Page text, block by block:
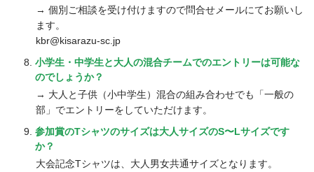
→ 個別ご相談を受け付けますので問合せメールにてお願いし
ます。
kbr@kisarazu-sc.jp
小学生・中学生と大人の混合チームでのエントリーは可能な
のでしょうか？
→ 大人と子供（小中学生）混合の組み合わせでも「一般の
部」でエントリーをしていただけます。
参加賞のTシャツのサイズは大人サイズのS〜Lサイズです
か？
大会記念Tシャツは、大人男女共通サイズとなります。